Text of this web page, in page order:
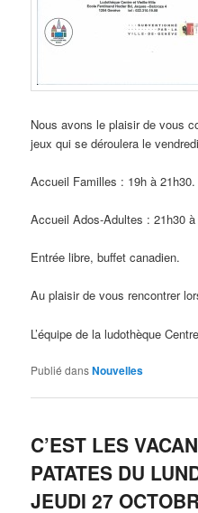
Nous avons le plaisir de vous
jeux qui se déroulera le
Accueil Familles : 19h à 21h30.
Accueil Ados-Adultes : 21h30 à
Entrée libre, buffet canadien.
Au plaisir de vous rencontrer
L’équipe de la ludothèque
Publié dansNouvelles
C’EST LES
PATATES DU
JEUDI 27